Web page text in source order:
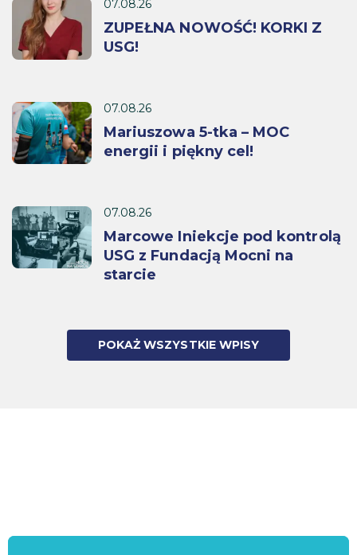
07.08.26
ZUPEŁNA NOWOŚĆ! KORKI Z
USG!
07.08.26
Mariuszowa 5-tka – MOC
energii i piękny cel!
07.08.26
Marcowe Iniekcje pod kontrolą
USG z Fundacją Mocni na
starcie
POKAŻ WSZYSTKIE WPISY